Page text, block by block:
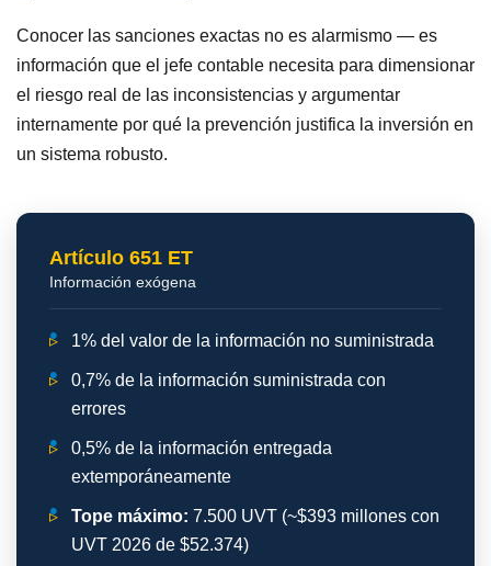
Conocer las sanciones exactas no es alarmismo — es
información que el jefe contable necesita para dimensionar
el riesgo real de las inconsistencias y argumentar
internamente por qué la prevención justifica la inversión en
un sistema robusto.
Artículo 651 ET
Información exógena
▹
1% del valor de la información no suministrada
▹
0,7% de la información suministrada con
errores
▹
0,5% de la información entregada
extemporáneamente
▹
Tope máximo: 7.500 UVT (~$393 millones con
UVT 2026 de $52.374)